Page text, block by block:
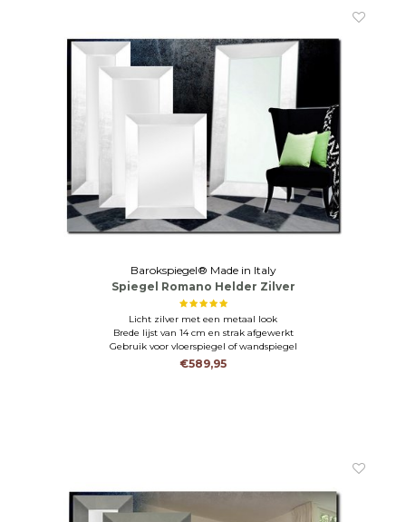
Barokspiegel® Made in Italy
Spiegel Romano Helder Zilver
Licht zilver met een metaal look
Brede lijst van 14 cm en strak afgewerkt
Gebruik voor vloerspiegel of wandspiegel
€589,95